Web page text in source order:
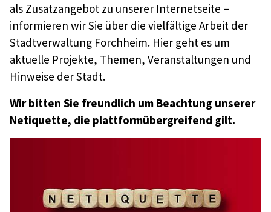
als Zusatzangebot zu unserer Internetseite –
informieren wir Sie über die vielfältige Arbeit der
Stadtverwaltung Forchheim. Hier geht es um
aktuelle Projekte, Themen, Veranstaltungen und
Hinweise der Stadt.
Wir bitten Sie freundlich um Beachtung unserer
Netiquette, die plattformübergreifend gilt.